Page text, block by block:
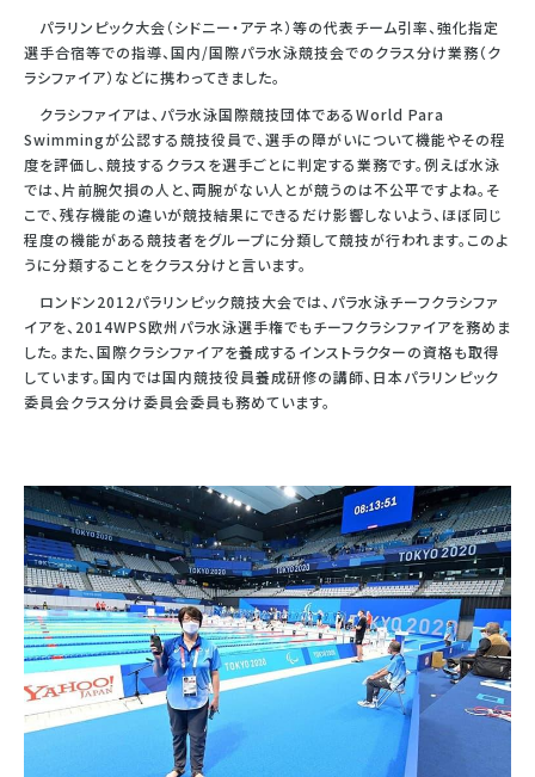
パラリンピック大会（シドニー・アテネ）等の代表チーム引率、強化指定
選手合宿等での指導、国内/国際パラ水泳競技会でのクラス分け業務（ク
ラシファイア）などに携わってきました。
クラシファイアは、パラ水泳国際競技団体であるWorld Para
Swimmingが公認する競技役員で、選手の障がいについて機能やその程
度を評価し、競技するクラスを選手ごとに判定する業務です。例えば水泳
では、片前腕欠損の人と、両腕がない人とが競うのは不公平ですよね。そ
こで、残存機能の違いが競技結果にできるだけ影響しないよう、ほぼ同じ
程度の機能がある競技者をグループに分類して競技が行われます。このよ
うに分類することをクラス分けと言います。
ロンドン2012パラリンピック競技大会では、パラ水泳チーフクラシファ
イアを、2014WPS欧州パラ水泳選手権でもチーフクラシファイアを務めま
した。また、国際クラシファイアを養成するインストラクターの資格も取得
しています。国内では国内競技役員養成研修の講師、日本パラリンピック
委員会クラス分け委員会委員も務めています。